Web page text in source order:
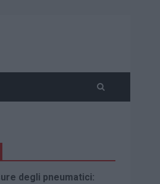
degli pneumatici: